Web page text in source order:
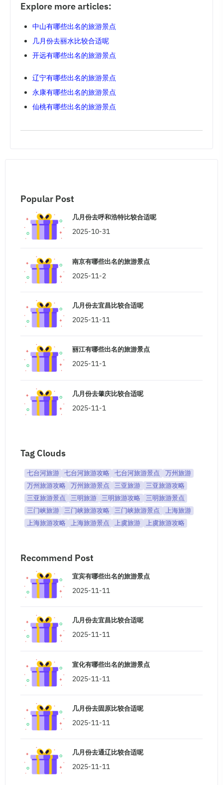
Explore more articles:
中山有哪些出名的旅游景点
几月份去丽水比较合适呢
开远有哪些出名的旅游景点
辽宁有哪些出名的旅游景点
永康有哪些出名的旅游景点
仙桃有哪些出名的旅游景点
Popular Post
几月份去呼和浩特比较合适呢
2025-10-31
南京有哪些出名的旅游景点
2025-11-2
几月份去宜昌比较合适呢
2025-11-11
丽江有哪些出名的旅游景点
2025-11-1
几月份去肇庆比较合适呢
2025-11-1
Tag Clouds
七台河旅游 七台河旅游攻略 七台河旅游景点
万州旅游
万州旅游攻略
万州旅游景点 三亚旅游
三亚旅游攻略
三亚旅游景点
三明旅游 三明旅游攻略
三明旅游景点
三门峡旅游
三门峡旅游攻略 三门峡旅游景点
上海旅游
上海旅游攻略
上海旅游景点 上虞旅游 上虞旅游攻略
Recommend Post
宜宾有哪些出名的旅游景点
2025-11-11
几月份去宜昌比较合适呢
2025-11-11
宣化有哪些出名的旅游景点
2025-11-11
几月份去固原比较合适呢
2025-11-11
几月份去通辽比较合适呢
2025-11-11